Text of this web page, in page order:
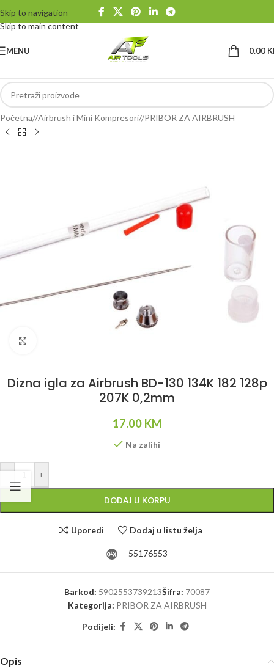
Skip to navigation
Skip to main content
MENU 0.00
Početna/ Airbrush i Mini Kompresori/ PRIBOR ZA AIRBRUSH
Dizna igla za Airbrush BD-130 134K 182 128p
207K 0,2mm
17.00 KM
Na zalihi
- +
DODAJ U KORPU
Uporedi Dodaj u listu želja
55176553
Barkod: 5902553739213Šifra: 70087
Kategorija: PRIBOR ZA AIRBRUSH
Podijeli:
Opis